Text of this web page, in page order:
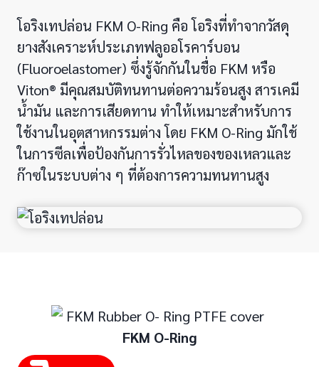
โอริงเทปล่อน FKM O-Ring คือ โอริงที่ทำจากวัสดุ
ยางสังเคราะห์ประเภทฟลูออโรคาร์บอน
(Fluoroelastomer) ซึ่งรู้จักกันในชื่อ FKM หรือ
Viton® มีคุณสมบัติทนทานต่อความร้อนสูง สารเคมี
น้ำมัน และการเสียดทาน ทำให้เหมาะสำหรับการ
ใช้งานในอุตสาหกรรมต่าง โดย FKM O-Ring มักใช้
ในการซีลเพื่อป้องกันการรั่วไหลของของเหลวและ
ก๊าซในระบบต่าง ๆ ที่ต้องการความทนทานสูง
FKM O-Ring